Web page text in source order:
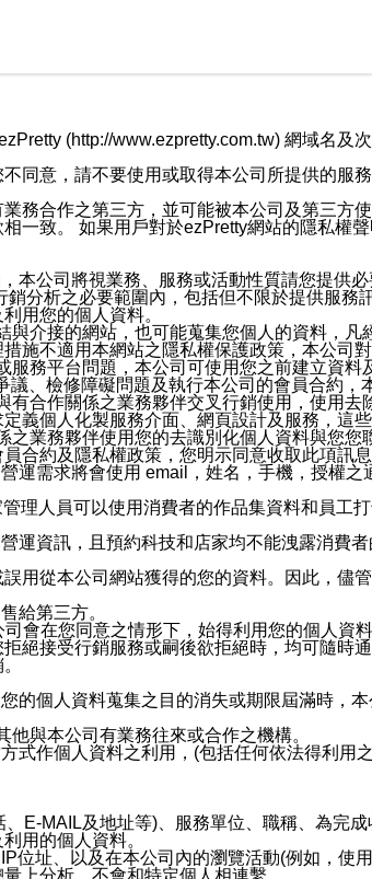
(http://www.ezpretty.com.tw) 網域名
同意，請不要使用或取得本公司所提供的服務
務合作之第三方，並可能被本公司及第三方
一致。 如果用戶對於ezPretty網站的隱私權
本公司將視業務、服務或活動性質請您提供
分析之必要範圍內，包括但不限於提供服
用您的個人資料。
介接的網站，也可能蒐集您個人的資料，
施不適用本網站之隱私權保護政策，本公司
務平台問題，本公司可使用您之前建立資
、檢修障礙問題及執行本公司的會員合約，
合作關係之業務夥伴交叉行銷使用，使用
義個人化製服務介面、網頁設計及服務，這
業務夥伴使用您的去識別化個人資料與您
合約及隱私權政策，您明示同意收取此項訊
運需求將會使用 email，姓名，手機，授權
理人員可以使用消費者的作品集資料和員工
運資訊，且預約科技和店家均不能洩露消費
用從本公司網站獲得的您的資料。因此，儘
給第三方。
會在您同意之情形下，始得利用您的個人資
絕接受行銷服務或嗣後欲拒絕時，均可隨時
個人資料蒐集之目的消失或期限屆滿時，
與本公司有業務往來或合作之機構。
式作個人資料之利用，(包括任何依法得利
E-MAIL及地址等)、服務單位、職稱、為完
用的個人資料。
位址、以及在本公司內的瀏覽活動(例如，
上分析，不會和特定個人相連繫。